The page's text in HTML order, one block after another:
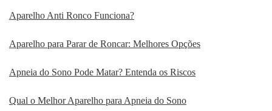
Aparelho Anti Ronco Funciona?
Aparelho para Parar de Roncar: Melhores Opções
Apneia do Sono Pode Matar? Entenda os Riscos
Qual o Melhor Aparelho para Apneia do Sono